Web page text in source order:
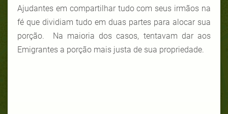
Ajudantes em compartilhar tudo com seus irmãos na
fé que dividiam tudo em duas partes para alocar sua
porção. Na maioria dos casos, tentavam dar aos
Emigrantes a porção mais justa de sua propriedade.